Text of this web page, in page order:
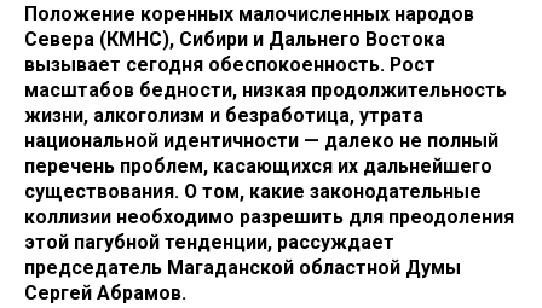
Положение коренных малочисленных народов
Севера (КМНС), Сибири и Дальнего Востока
вызывает сегодня обеспокоенность. Рост
масштабов бедности, низкая продолжительность
жизни, алкоголизм и безработица, утрата
национальной идентичности — далеко не полный
перечень проблем, касающихся их дальнейшего
существования. О том, какие законодательные
коллизии необходимо разрешить для преодоления
этой пагубной тенденции, рассуждает
председатель Магаданской областной Думы
Сергей Абрамов.